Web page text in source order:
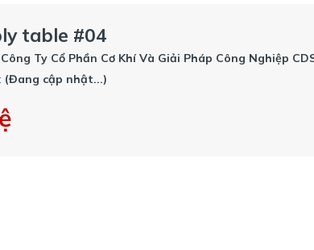
table #04
Công Ty Cổ Phần Cơ Khí Và Giải Pháp Công Nghiệp
(Đang cập nhật...)